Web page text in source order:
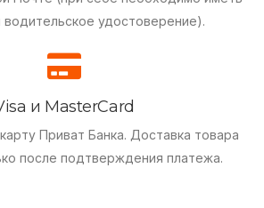
водительское удостоверение).
и MasterCard
Приват Банка. Доставка товара
после подтверждения платежа.